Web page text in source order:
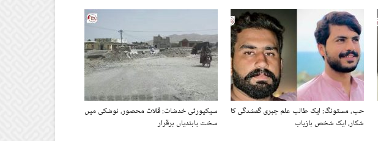
سیکیورٹی خدشات: قلات محصور، نوشکی میں
سخت پابندیاں برقرار
حب، مستونگ: ایک طالب علم جبری گمشدگی کا
شکار، ایک شخص بازیاب